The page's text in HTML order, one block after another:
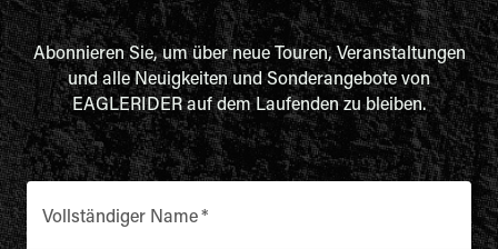
Abonnieren Sie, um über neue Touren, Veranstaltungen
und alle Neuigkeiten und Sonderangebote von
EAGLERIDER auf dem Laufenden zu bleiben.
Vollständiger Name*